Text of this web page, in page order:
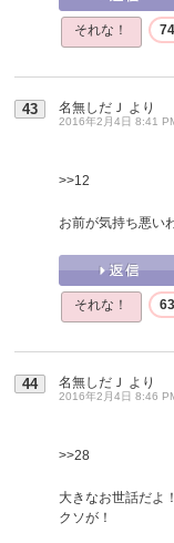
それな！ 74
43 名無しだＪ より
2016年2月4日 8:41
>>12
お前が気持ち悪い
それな！ 63
44 名無しだＪ より
2016年2月4日 8:46
>>28
大きなお世話だよ
クソが！